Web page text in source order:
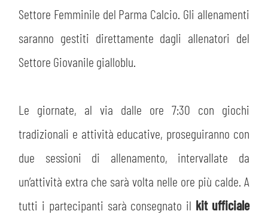
Settore Femminile del Parma Calcio. Gli allenamenti
saranno gestiti direttamente dagli allenatori del
Settore Giovanile gialloblu.
Le giornate, al via dalle ore 7:30 con giochi
tradizionali e attività educative, proseguiranno con
due sessioni di allenamento, intervallate da
un’attività extra che sarà volta nelle ore più calde. A
tutti i partecipanti sarà consegnato il kit ufficiale